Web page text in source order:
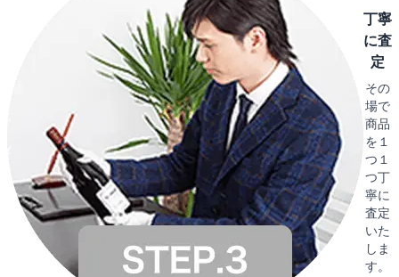
丁寧
に査
定
その
場で
商品
を１
つ１
つ丁
寧に
査定
いた
しま
す。